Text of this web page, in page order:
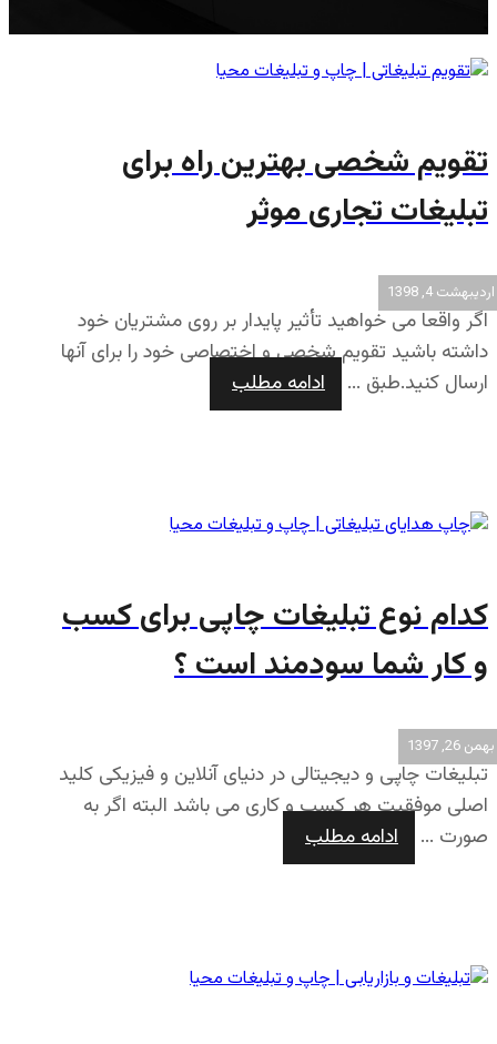
تقویم شخصی بهترین راه برای
تبلیغات تجاری موثر
اردیبهشت 4, 1398
اگر واقعا می خواهید تأثیر پایدار بر روی مشتریان خود
داشته باشید تقویم شخصی و اختصاصی خود را برای آنها
ارسال کنید.طبق ...
ادامه مطلب
کدام نوع تبلیغات چاپی برای کسب
و کار شما سودمند است ؟
بهمن 26, 1397
تبلیغات چاپی و دیجیتالی در دنیای آنلاین و فیزیکی کلید
اصلی موفقیت هر کسب و کاری می باشد البته اگر به
صورت ...
ادامه مطلب